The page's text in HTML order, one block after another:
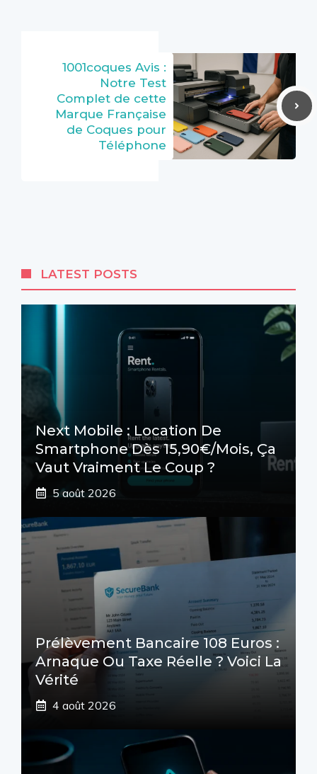
1001coques Avis :
Notre Test
Complet de cette
Marque Française
de Coques pour
Téléphone
LATEST POSTS
Next Mobile : Location De
Smartphone Dès 15,90€/mois, Ça
Vaut Vraiment Le Coup ?
5 août 2026
Prélèvement Bancaire 108 Euros :
Arnaque Ou Taxe Réelle ? Voici La
Vérité
4 août 2026